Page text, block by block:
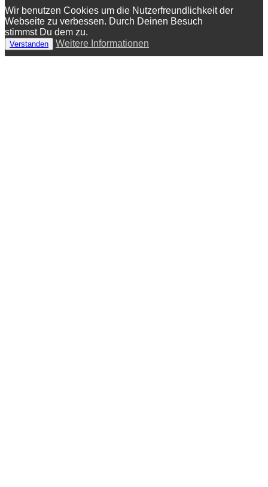
Wir benutzen Cookies um die Nutzerfreundlichkeit der
Webseite zu verbessen. Durch Deinen Besuch
stimmst Du dem zu.
Verstanden Weitere Informationen